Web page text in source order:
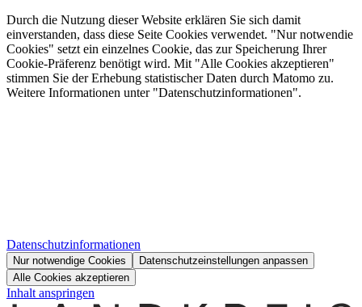
Durch die Nutzung dieser Website erklären Sie sich damit
einverstanden, dass diese Seite Cookies verwendet. "Nur notwendie
Cookies" setzt ein einzelnes Cookie, das zur Speicherung Ihrer
Cookie-Präferenz benötigt wird. Mit "Alle Cookies akzeptieren"
stimmen Sie der Erhebung statistischer Daten durch Matomo zu.
Weitere Informationen unter "Datenschutzinformationen".
Datenschutzinformationen
Nur notwendige Cookies
Datenschutzeinstellungen anpassen
Alle Cookies akzeptieren
Inhalt anspringen